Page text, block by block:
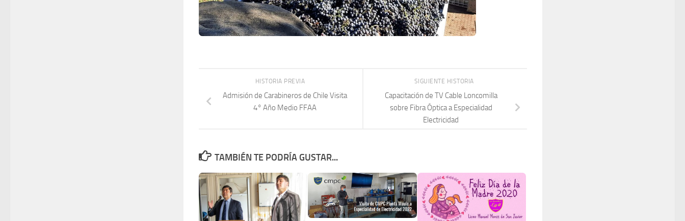
SIGUIENTE HISTORIA
Capacitación de TV Cable Loncomilla
sobre Fibra Óptica a Especialidad
Electricidad
HISTORIA PREVIA
Admisión de Carabineros de Chile Visita
4° Año Medio FFAA
TAMBIÉN TE PODRÍA GUSTAR...